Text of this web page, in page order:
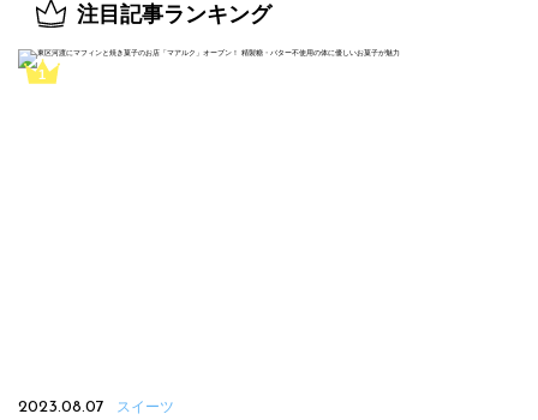
注目記事ランキング
2023.08.07 スイーツ